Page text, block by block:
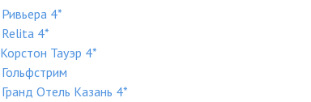
Ривьера 4*
Relita 4*
Корстон Тауэр 4*
Гольфстрим
Гранд Отель Казань 4*